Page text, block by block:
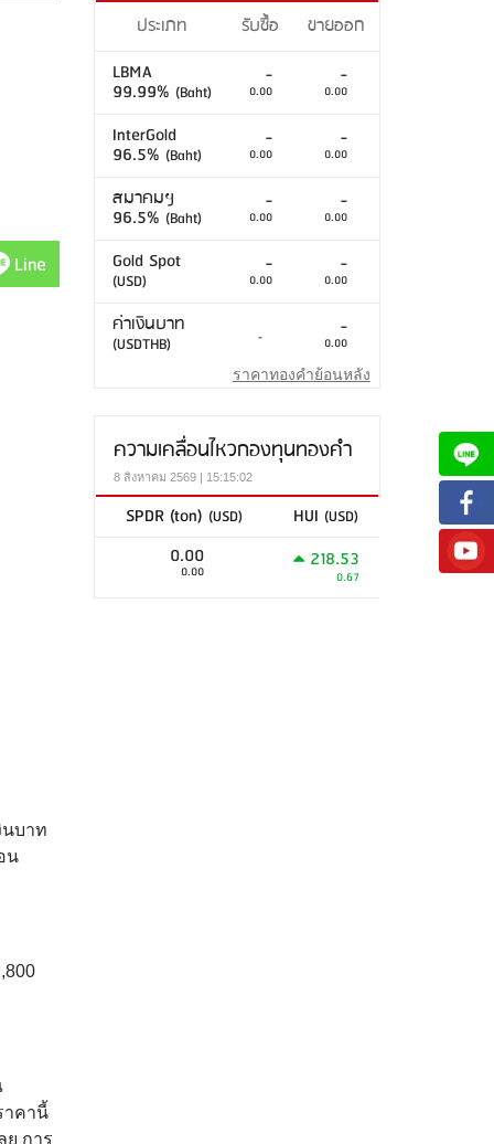
Line
นบาท
น
าคานี้
ย การ
ประเภท รับซื้อ
ขายออก
LBMA
99.99% (Baht)
-
0.00
-
0.00
InterGold
96.5% (Baht)
-
0.00
-
0.00
สมาคมฯ
96.5% (Baht)
-
0.00
-
0.00
Gold Spot
(USD)
-
0.00
-
0.00
ค่าเงินบาท
(USDTHB) - -
0.00
ราคาทองคำย้อนหลัง
ความเคลื่อนไหวกองทุนทองคำ
8 สิงหาคม 2569 | 15:15:02
SPDR (ton) (USD) HUI (USD)
0.00
0.00 218.53
0.67